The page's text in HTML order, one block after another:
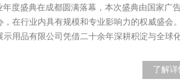
度盛典在成都圆满落幕，本次盛典由国家广
在行业内具有规模和专业影响力的权威盛会
用品有限公司凭借二十余年深耕积淀与全球
了解详